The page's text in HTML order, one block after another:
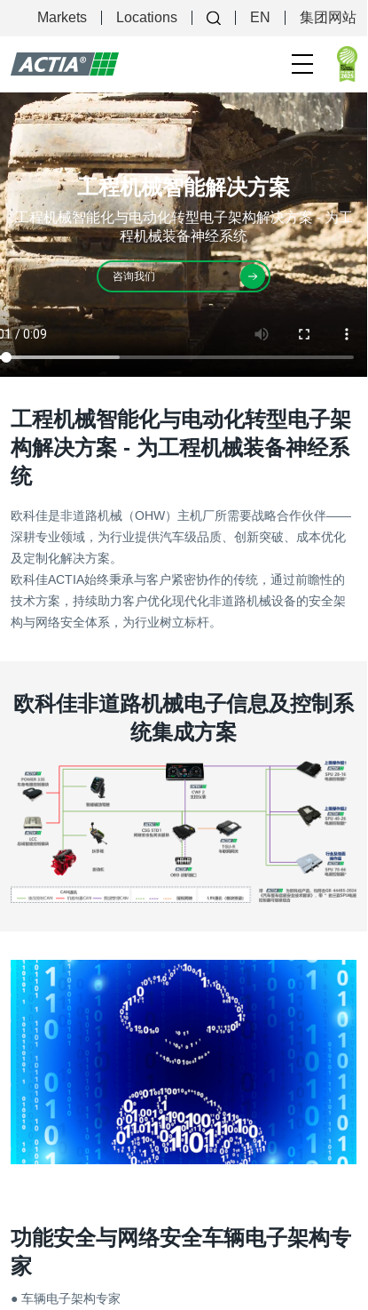
Markets Locations EN 集团网站
关于我们
售后支持
工程机械智能解决方案
工程机械智能化与电动化转型电子架构解决方案 - 为工
程机械装备神经系统
咨询我们
工程机械智能化与电动化转型电子架
构解决方案 - 为工程机械装备神经系
统
欧科佳是非道路机械（OHW）主机厂所需要战略合作伙伴——
深耕专业领域，为行业提供汽车级品质、创新突破、成本优化
及定制化解决方案。
欧科佳ACTIA始终秉承与客户紧密协作的传统，通过前瞻性的
技术方案，持续助力客户优化现代化非道路机械设备的安全架
构与网络安全体系，为行业树立标杆。
欧科佳非道路机械电子信息及控制系
统集成方案
功能安全与网络安全车辆电子架构专
家
● 车辆电子架构专家